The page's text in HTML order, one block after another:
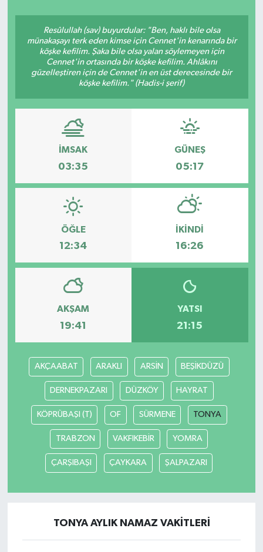
Resûlullah (sav) buyurdular: "Ben, haklı bile olsa
münakaşayı terk eden kimse için Cennet'in kenarında bir
köşke kefilim. Şaka bile olsa yalan söylemeyen için
Cennet'in ortasında bir köşke kefilim. Ahlâkını
güzelleştiren için de Cennet'in en üst derecesinde bir
köşke kefilim." (Hadis-i şerif)
İMSAK
03:35
GÜNEŞ
05:17
ÖĞLE
12:34
İKINDI
16:26
AKŞAM
19:41
YATSI
21:15
AKÇAABAT ARAKLI ARSİN BEŞİKDÜZÜ
DERNEKPAZARI DÜZKÖY HAYRAT
KÖPRÜBAŞI (T) OF SÜRMENE TONYA
TRABZON VAKFIKEBİR YOMRA
ÇARŞIBAŞI ÇAYKARA ŞALPAZARI
TONYA AYLIK NAMAZ VAKITLERI